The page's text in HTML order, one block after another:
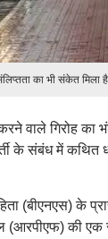
का भी संकेत मिला
वाले गिरोह का
के संबंध में
(बीएनएस) के
(आरपीएफ) की